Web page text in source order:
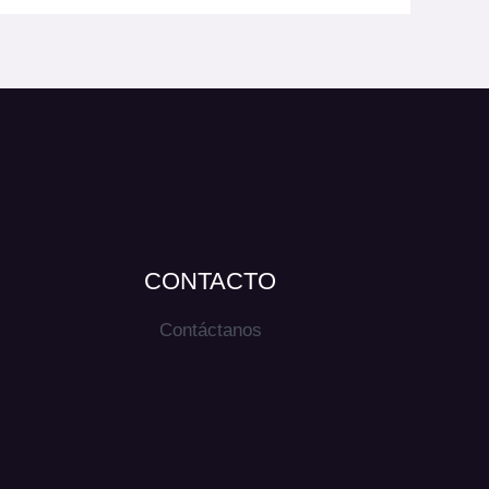
CONTACTO
Contáctanos